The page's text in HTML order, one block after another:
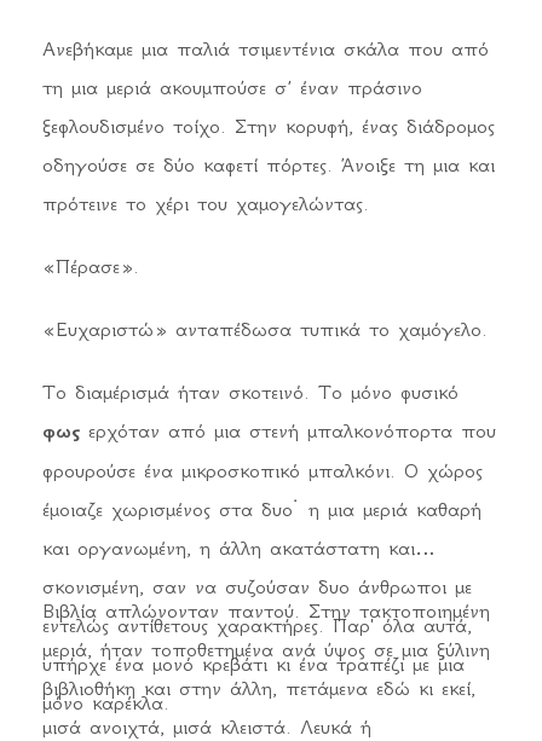
Ανεβήκαμε μια παλιά τσιμεντένια σκάλα που από
τη μια μεριά ακουμπούσε σ’ έναν πράσινο
ξεφλουδισμένο τοίχο. Στην κορυφή, ένας διάδρομος
οδηγούσε σε δύο καφετί πόρτες. Άνοιξε τη μια και
πρότεινε το χέρι του χαμογελώντας.
«Πέρασε».
«Ευχαριστώ» ανταπέδωσα τυπικά το χαμόγελο.
Το διαμέρισμά ήταν σκοτεινό. Το μόνο φυσικό
φως ερχόταν από μια στενή μπαλκονόπορτα που
φρουρούσε ένα μικροσκοπικό μπαλκόνι. Ο χώρος
έμοιαζε χωρισμένος στα δυο˙ η μια μεριά καθαρή
και οργανωμένη, η άλλη ακατάστατη και
σκονισμένη, σαν να συζούσαν δυο άνθρωποι με
εντελώς αντίθετους χαρακτήρες. Παρ' όλα αυτά,
υπήρχε ένα μονό κρεβάτι κι ένα τραπέζι με μια
μόνο καρέκλα.
Βιβλία απλώνονταν παντού. Στην τακτοποιημένη
μεριά, ήταν τοποθετημένα ανά ύψος σε μια ξύλινη
βιβλιοθήκη και στην άλλη, πετάμενα εδώ κι εκεί,
μισά ανοιχτά, μισά κλειστά. Λευκά ή